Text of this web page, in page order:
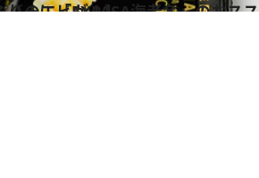
海老名まん”にはぷりぷりのエビが！】